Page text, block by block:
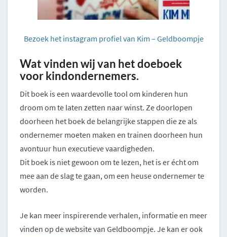
Bezoek het instagram profiel van Kim – Geldboompje
Wat vinden wij van het doeboek
voor kindondernemers.
Dit boek is een waardevolle tool om kinderen hun
droom om te laten zetten naar winst. Ze doorlopen
doorheen het boek de belangrijke stappen die ze als
ondernemer moeten maken en trainen doorheen hun
avontuur hun executieve vaardigheden.
Dit boek is niet gewoon om te lezen, het is er écht om
mee aan de slag te gaan, om een heuse ondernemer te
worden.
Je kan meer inspirerende verhalen, informatie en meer
vinden op de website van Geldboompje. Je kan er ook